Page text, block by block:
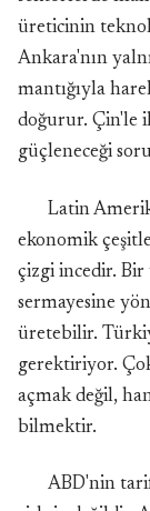
üreticinin
Ankara'nın
mantığıyla
doğurur. Çin'le
güçleneceği
Latin
ekonomik
çizgi incedir. Bir
sermayesine
üretebilir.
gerektiriyor.
açmak değil,
bilmektir.
ABD'nin